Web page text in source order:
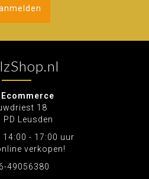
18
PD Leusden
- 17:00 uur
verkopen!
49056380